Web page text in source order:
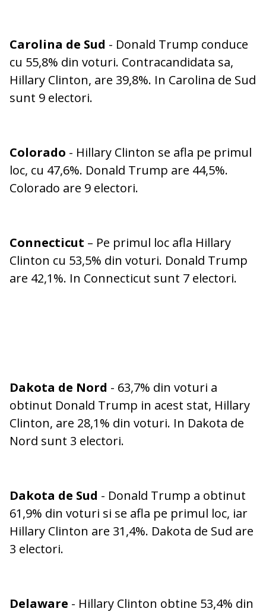
Carolina de Sud - Donald Trump conduce
cu 55,8% din voturi. Contracandidata sa,
Hillary Clinton, are 39,8%. In Carolina de Sud
sunt 9 electori.
Colorado - Hillary Clinton se afla pe primul
loc, cu 47,6%. Donald Trump are 44,5%.
Colorado are 9 electori.
Connecticut – Pe primul loc afla Hillary
Clinton cu 53,5% din voturi. Donald Trump
are 42,1%. In Connecticut sunt 7 electori.
Dakota de Nord - 63,7% din voturi a
obtinut Donald Trump in acest stat, Hillary
Clinton, are 28,1% din voturi. In Dakota de
Nord sunt 3 electori.
Dakota de Sud - Donald Trump a obtinut
61,9% din voturi si se afla pe primul loc, iar
Hillary Clinton are 31,4%. Dakota de Sud are
3 electori.
Delaware - Hillary Clinton obtine 53,4% din